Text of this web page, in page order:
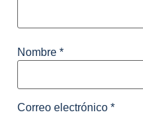
Nombre *
Correo electrónico *